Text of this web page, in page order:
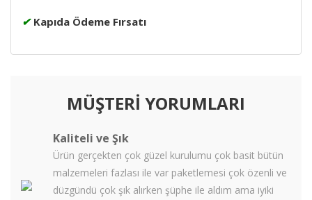
✔ Kapıda Ödeme Fırsatı
MÜŞTERİ YORUMLARI
Kaliteli ve Şık
Ürün gerçekten çok güzel kurulumu çok basit bütün
malzemeleri fazlası ile var paketlemesi çok özenli ve
düzgündü çok şık alırken şüphe ile aldım ama iyiki